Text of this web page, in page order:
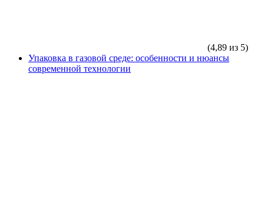
(4,89 из 5)
Упаковка в газовой среде: особенности и нюансы
современной технологии